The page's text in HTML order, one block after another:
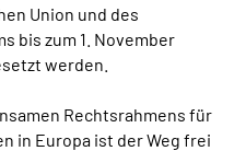
Union und des
bis zum 1. November
werden.
Rechtsrahmens für
in Europa ist der Weg frei